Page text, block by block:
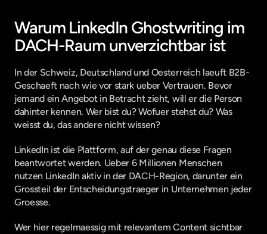
Warum LinkedIn Ghostwriting im
DACH-Raum unverzichtbar ist
In der Schweiz, Deutschland und Oesterreich laeuft B2B-
Geschaeft nach wie vor stark ueber Vertrauen. Bevor
jemand ein Angebot in Betracht zieht, will er die Person
dahinter kennen. Wer bist du? Wofuer stehst du? Was
weisst du, das andere nicht wissen?
LinkedIn ist die Plattform, auf der genau diese Fragen
beantwortet werden. Ueber 6 Millionen Menschen
nutzen LinkedIn aktiv in der DACH-Region, darunter ein
Grossteil der Entscheidungstraeger in Unternehmen jeder
Groesse.
Wer hier regelmaessig mit relevantem Content sichtbar